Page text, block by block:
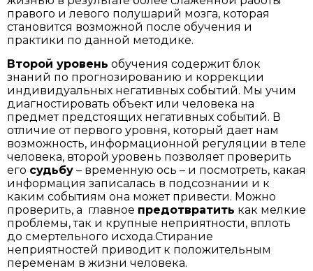
правого и левого полушарий мозга, которая
становится возможной после обучения и
практики по данной методике.
Второй уровень обучения содержит блок
знаний по прогнозированию и коррекции
индивидуальных негативных событий. Мы учим
диагностировать объект или человека на
предмет предстоящих негативных событий. В
отличие от первого уровня, который дает нам
возможность, информационной регуляции в теле
человека, второй уровень позволяет проверить
его судьбу – временную ось – и посмотреть, какая
информация записалась в подсознании и к
каким событиям она может привести. Можно
проверить, а главное предотвратить как мелкие
проблемы, так и крупные неприятности, вплоть
до смертельного исхода.Стирание
неприятностей приводит к положительным
переменам в жизни человека.